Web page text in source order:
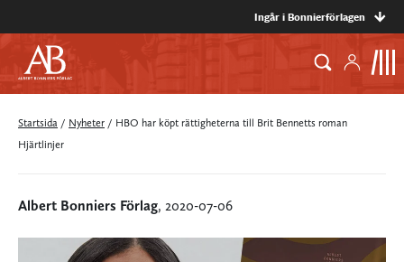
Ingår i Bonnierförlagen
Startsida / Nyheter / HBO har köpt rättigheterna till Brit Bennetts roman
Hjärtlinjer
Albert Bonniers Förlag, 2020-07-06